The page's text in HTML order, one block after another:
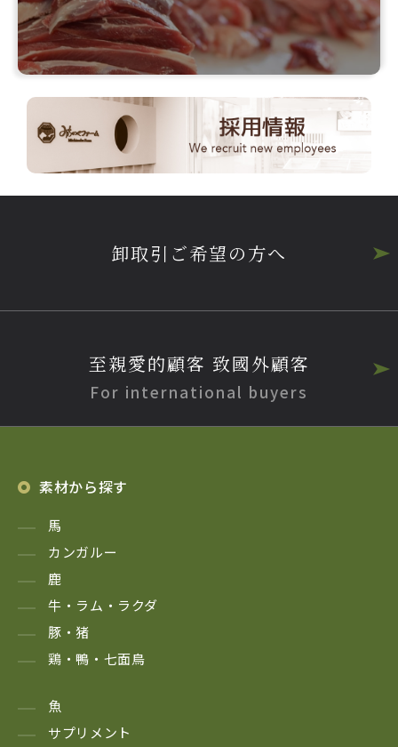
卸取引ご希望の方へ
至親愛的顧客 致國外顧客
For international buyers
素材から探す
馬
カンガルー
鹿
牛・ラム・ラクダ
豚・猪
鶏・鴨・七面鳥
魚
サプリメント